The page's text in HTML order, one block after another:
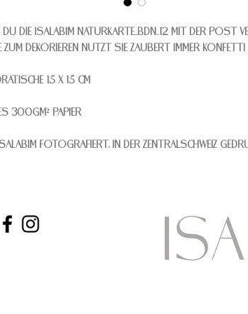
Du die Isalabim Naturkarte_BDN_12 mit der Post
zum dekorieren nutzt Sie zaubert immer Konfetti
15 x 15 cm
300gm² Papier
fotografiert, in der Zentralschweiz